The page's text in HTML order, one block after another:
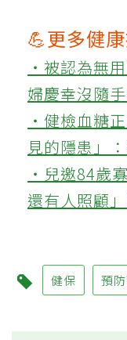
💪更多健
‧被認為無
婦慶幸沒隨
‧健檢血糖
見的隱患」
‧兒邀84歲
還有人照顧
健保 預